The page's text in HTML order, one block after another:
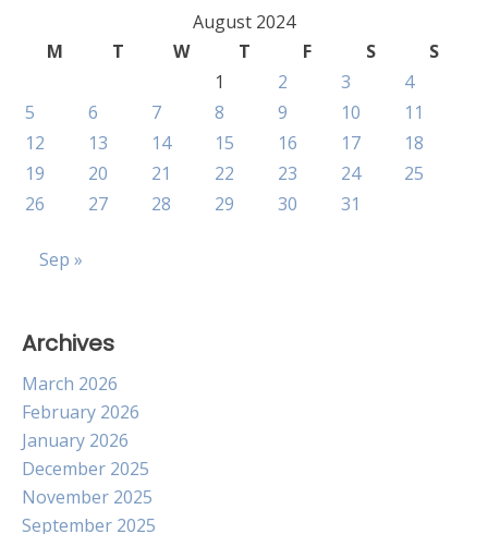
August 2024
M
T W T F S
S
1
2 3
4
5
6 7 8 9 10
11
12
13 14 15 16 17
18
19
20 21 22 23 24
25
26
27 28 29 30 31
Sep »
Archives
March 2026
February 2026
January 2026
December 2025
November 2025
September 2025